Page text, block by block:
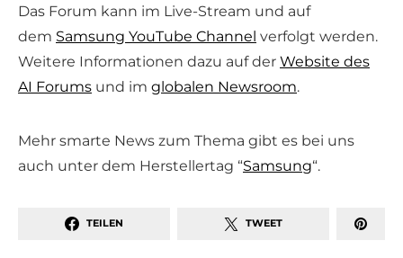
Das Forum kann im Live-Stream und auf
dem Samsung YouTube Channel verfolgt werden.
Weitere Informationen dazu auf der Website des
AI Forums und im globalen Newsroom.
Mehr smarte News zum Thema gibt es bei uns
auch unter dem Herstellertag “Samsung“.
TEILEN TWEET